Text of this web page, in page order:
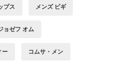
プス メンズ ビギ
ョゼフ オム
ー コムサ・メン